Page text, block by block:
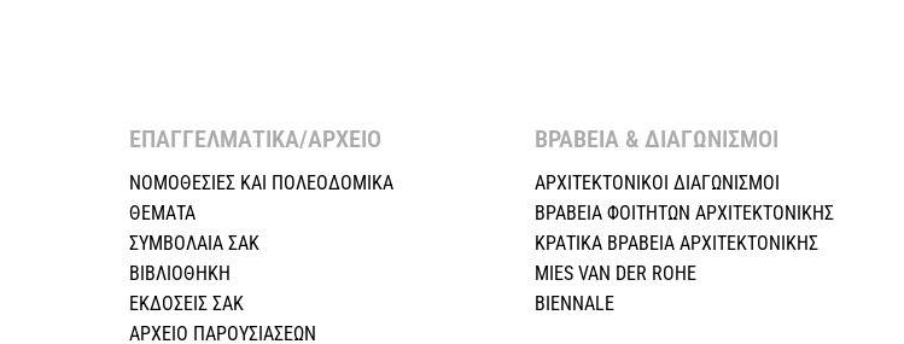
ΕΠΑΓΓΕΛΜΑΤΙΚΑ/ΑΡΧΕΙΟ ​
ΝΟΜΟΘΕΣΙΕΣ KAI ΠΟΛΕΟΔΟΜΙΚΑ
ΘΕΜΑΤΑ
ΣΥΜΒΟΛΑΙΑ ΣΑΚ
ΒΙΒΛΙΟΘΗΚΗ
ΕΚΔΟΣΕΙΣ ΣΑΚ
ΑΡΧΕΙΟ ΠΑΡΟΥΣΙΑΣΕΩΝ
ΒΡΑΒΕΙΑ & ΔΙΑΓΩΝΙΣΜΟΙ ​
ΑΡΧΙΤΕΚΤΟΝΙΚΟΙ ΔΙΑΓΩΝΙΣΜΟΙ
ΒΡΑΒΕΙΑ ΦΟΙΤΗΤΩΝ ΑΡΧΙΤΕΚΤΟΝΙΚΗΣ
ΚΡΑΤΙΚΑ ΒΡΑΒΕΙΑ ΑΡΧΙΤΕΚΤΟΝΙΚΗΣ
MIES VAN DER ROHE
BIENNALE